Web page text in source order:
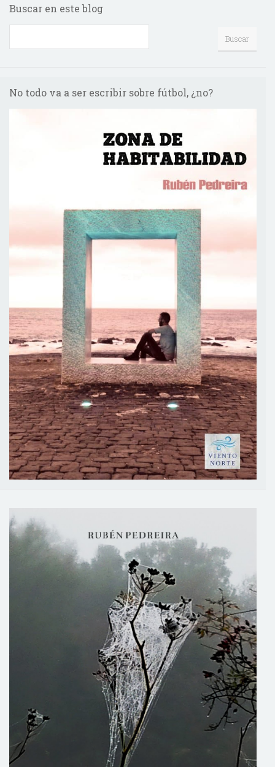
Buscar en este blog
No todo va a ser escribir sobre fútbol, ¿no?